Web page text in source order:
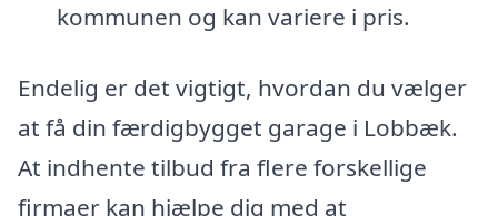
kommunen og kan variere i pris.
Endelig er det vigtigt, hvordan du vælger
at få din færdigbygget garage i Lobbæk.
At indhente tilbud fra flere forskellige
firmaer kan hjælpe dig med at